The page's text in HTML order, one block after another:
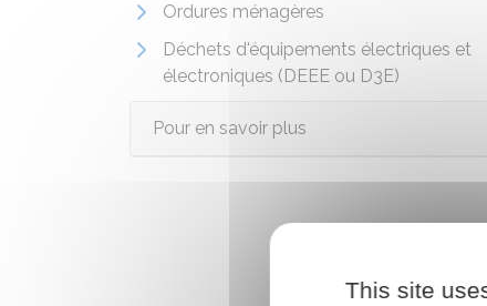
Ordures ménagères
Déchets d'équipements électriques et
électroniques (DEEE ou D3E)
Pour en savoir plus
This site